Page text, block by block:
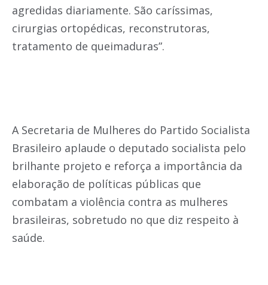
agredidas diariamente. São caríssimas,
cirurgias ortopédicas, reconstrutoras,
tratamento de queimaduras”.
A Secretaria de Mulheres do Partido Socialista
Brasileiro aplaude o deputado socialista pelo
brilhante projeto e reforça a importância da
elaboração de políticas públicas que
combatam a violência contra as mulheres
brasileiras, sobretudo no que diz respeito à
saúde.